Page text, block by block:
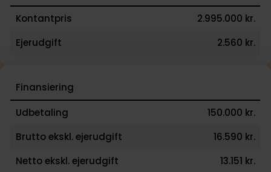
Kontantpris
2.995.000 kr.
Ejerudgift
2.560 kr.
Finansiering
Udbetaling
150.000 kr.
Brutto ekskl. ejerudgift
16.590 kr.
Netto ekskl. ejerudgift
13.151 kr.